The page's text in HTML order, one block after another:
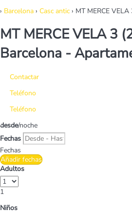
› Barcelona › Casc antic › MT MERCE VELA
MT MERCE VELA 3
Barcelona -
Contactar
Teléfono
Teléfono
desde/noche
Fechas
Fechas
Añadir fechas
Adultos
1
Niños